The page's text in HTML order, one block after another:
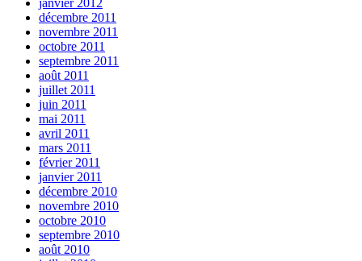
janvier 2012
décembre 2011
novembre 2011
octobre 2011
septembre 2011
août 2011
juillet 2011
juin 2011
mai 2011
avril 2011
mars 2011
février 2011
janvier 2011
décembre 2010
novembre 2010
octobre 2010
septembre 2010
août 2010